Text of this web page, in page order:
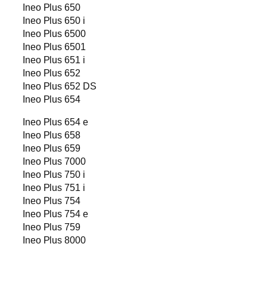
Ineo Plus 650
Ineo Plus 650 i
Ineo Plus 6500
Ineo Plus 6501
Ineo Plus 651 i
Ineo Plus 652
Ineo Plus 652 DS
Ineo Plus 654
Ineo Plus 654 e
Ineo Plus 658
Ineo Plus 659
Ineo Plus 7000
Ineo Plus 750 i
Ineo Plus 751 i
Ineo Plus 754
Ineo Plus 754 e
Ineo Plus 759
Ineo Plus 8000